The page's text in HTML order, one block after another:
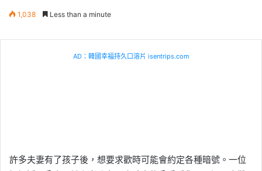
1,038 Less than a minute
AD：韓國幸福持久口溶片 isentrips.com
許多夫妻有了孩子後，想要求歡時可能會約定各種暗號。一位